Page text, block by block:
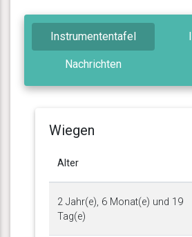
Instrumententafel
Nachrichten
Wiegen
Alter
2 Jahr(e), 6 Monat(e) und 19
Tag(e)